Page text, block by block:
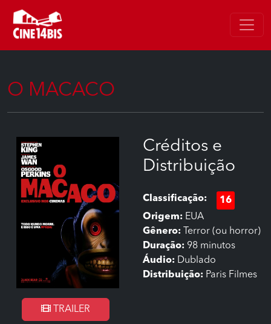
O MACACO
TRAILER
Créditos e
Distribuição
Classificação:
16
Origem: EUA
Gênero:
Terror (ou horror)
Duração: 98 minutos
Áudio: Dublado
Distribuição: Paris Filmes